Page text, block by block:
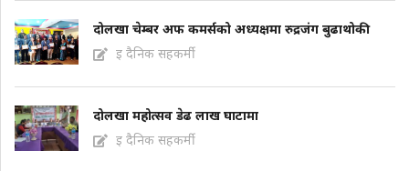
दोलखा चेम्बर अफ कमर्सको अध्यक्षमा रुद्रजंग बुढाथोकी
इ दैनिक सहकर्मी
दोलखा महोत्सव डेढ लाख घाटामा
इ दैनिक सहकर्मी